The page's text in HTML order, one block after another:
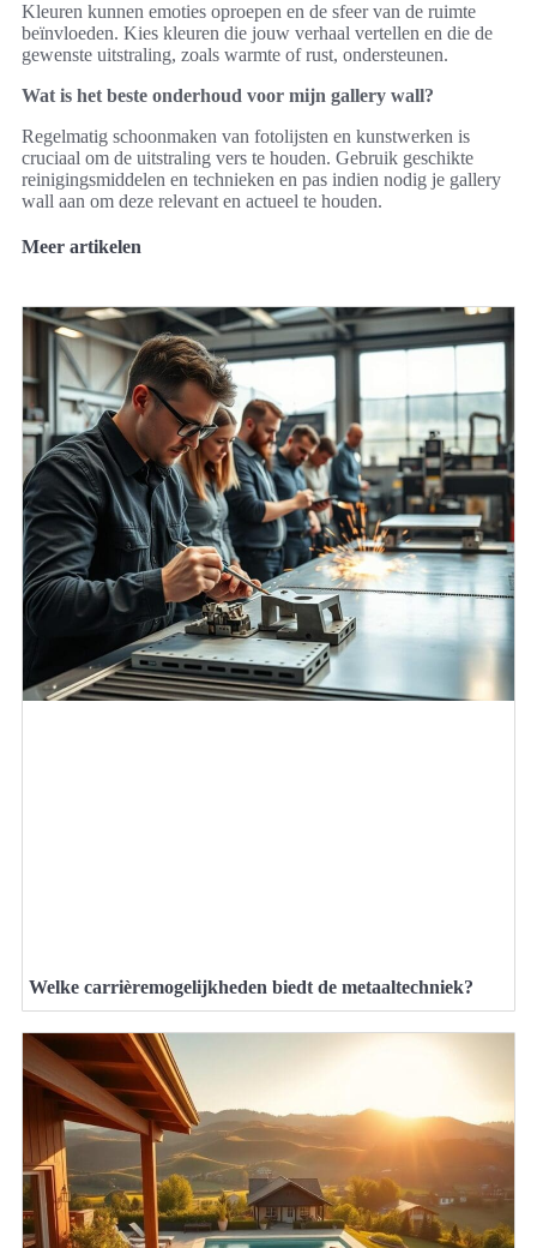
Kleuren kunnen emoties oproepen en de sfeer van de ruimte
beïnvloeden. Kies kleuren die jouw verhaal vertellen en die de
gewenste uitstraling, zoals warmte of rust, ondersteunen.
Wat is het beste onderhoud voor mijn gallery wall?
Regelmatig schoonmaken van fotolijsten en kunstwerken is
cruciaal om de uitstraling vers te houden. Gebruik geschikte
reinigingsmiddelen en technieken en pas indien nodig je gallery
wall aan om deze relevant en actueel te houden.
Meer artikelen
Welke carrièremogelijkheden biedt de metaaltechniek?